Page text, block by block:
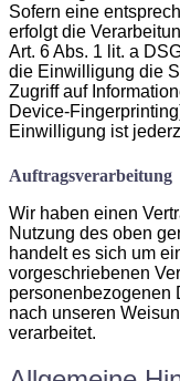
Sofern eine
erfolgt die
Art. 6 Abs. 1 lit. a
die Einwilligung die
Zugriff auf
Device-
Einwilligung ist
Auftragsverarbeitung
Wir haben einen
Nutzung des oben
handelt es sich um
vorgeschriebenen
personenbezogenen
nach unseren
verarbeitet.